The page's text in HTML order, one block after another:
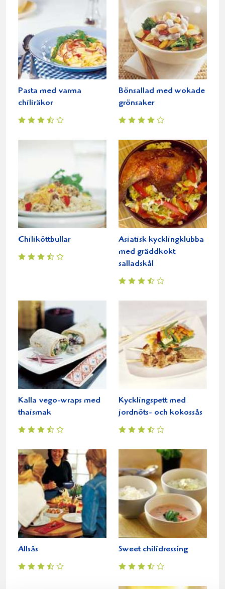
Pasta med varma
chiliräkor
Bönsallad med wokade
grönsaker
Chiliköttbullar
Asiatisk kycklingklubba
med gräddkokt
salladskål
Kalla vego-wraps med
thaismak
Kycklingspett med
jordnöts- och kokossås
Allsås Sweet chilidressing